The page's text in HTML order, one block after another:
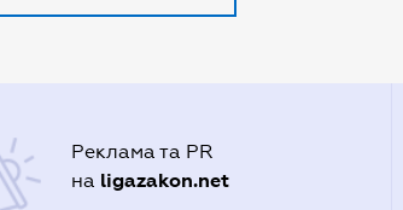
Полтави
Адвокати Харькова
Реклама та PR
на ligazakon.net